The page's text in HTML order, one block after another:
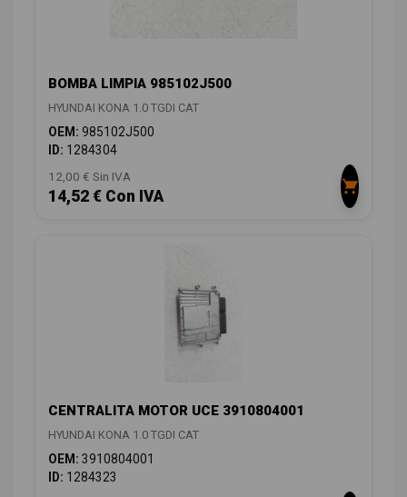
BOMBA LIMPIA 985102J500
HYUNDAI KONA 1.0 TGDI CAT
OEM: 985102J500
ID: 1284304
12,00 € Sin IVA
14,52 € Con IVA
CENTRALITA MOTOR UCE 3910804001
HYUNDAI KONA 1.0 TGDI CAT
OEM: 3910804001
ID: 1284323